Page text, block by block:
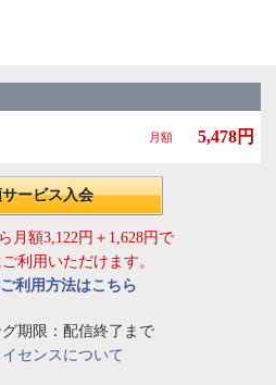
月額 5,478円
ービス入会
月額3,122円＋1,628円で
利用いただけます。
利用方法はこちら
期限：配信終了まで
センスについて